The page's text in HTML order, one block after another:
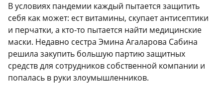
В условиях пандемии каждый пытается защитить
себя как может: ест витамины, скупает антисептики
и перчатки, а кто-то пытается найти медицинские
маски. Недавно сестра Эмина Агаларова Сабина
решила закупить большую партию защитных
средств для сотрудников собственной компании и
попалась в руки злоумышленников.